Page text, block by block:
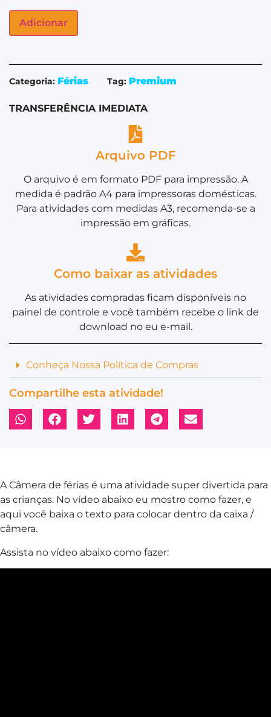
Adicionar
Categoria: Férias Tag: Premium
TRANSFERÊNCIA IMEDIATA
Arquivo PDF
O arquivo é em formato PDF para impressão. A
medida é padrão A4 para impressoras domésticas.
Para atividades com medidas A3, recomenda-se a
impressão em gráficas.
Como baixar as atividades
As atividades compradas ficam disponíveis no
painel de controle e você também recebe o link de
download no eu e-mail.
Conheça Nossa Política de Compras
Compartilhe esta atividade!
A Câmera de férias é uma atividade super divertida para
as crianças. No vídeo abaixo eu mostro como fazer, e
aqui você baixa o texto para colocar dentro da caixa /
câmera.
Assista no vídeo abaixo como fazer: